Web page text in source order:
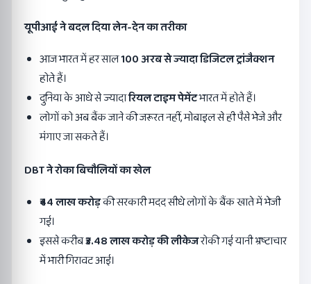
यूपीआई ने बदल दिया लेन-देन का तरीका
आज भारत में हर साल100 अरब से ज्यादा डिजिटल ट्रांजैक्शन
होते हैं।
दुनिया के आधे से ज्यादारियल टाइम पेमेंटभारत में होते हैं।
लोगों को अब बैंक जाने की जरूरत नहीं, मोबाइल से ही पैसे भेजे और
मंगाए जा सकते हैं।
DBTने रोका बिचौलियों का खेल
₹44लाख करोड़की सरकारी मदद सीधे लोगों के बैंक खाते में भेजी
गई।
इससे करीब₹3.48लाख करोड़ की लीकेजरोकी गई यानी भ्रष्टाचार
में भारी गिरावट आई।